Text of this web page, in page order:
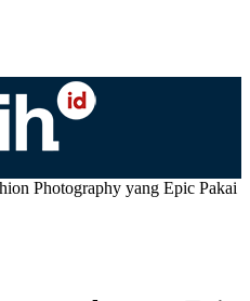
Photography yang Epic Pakai